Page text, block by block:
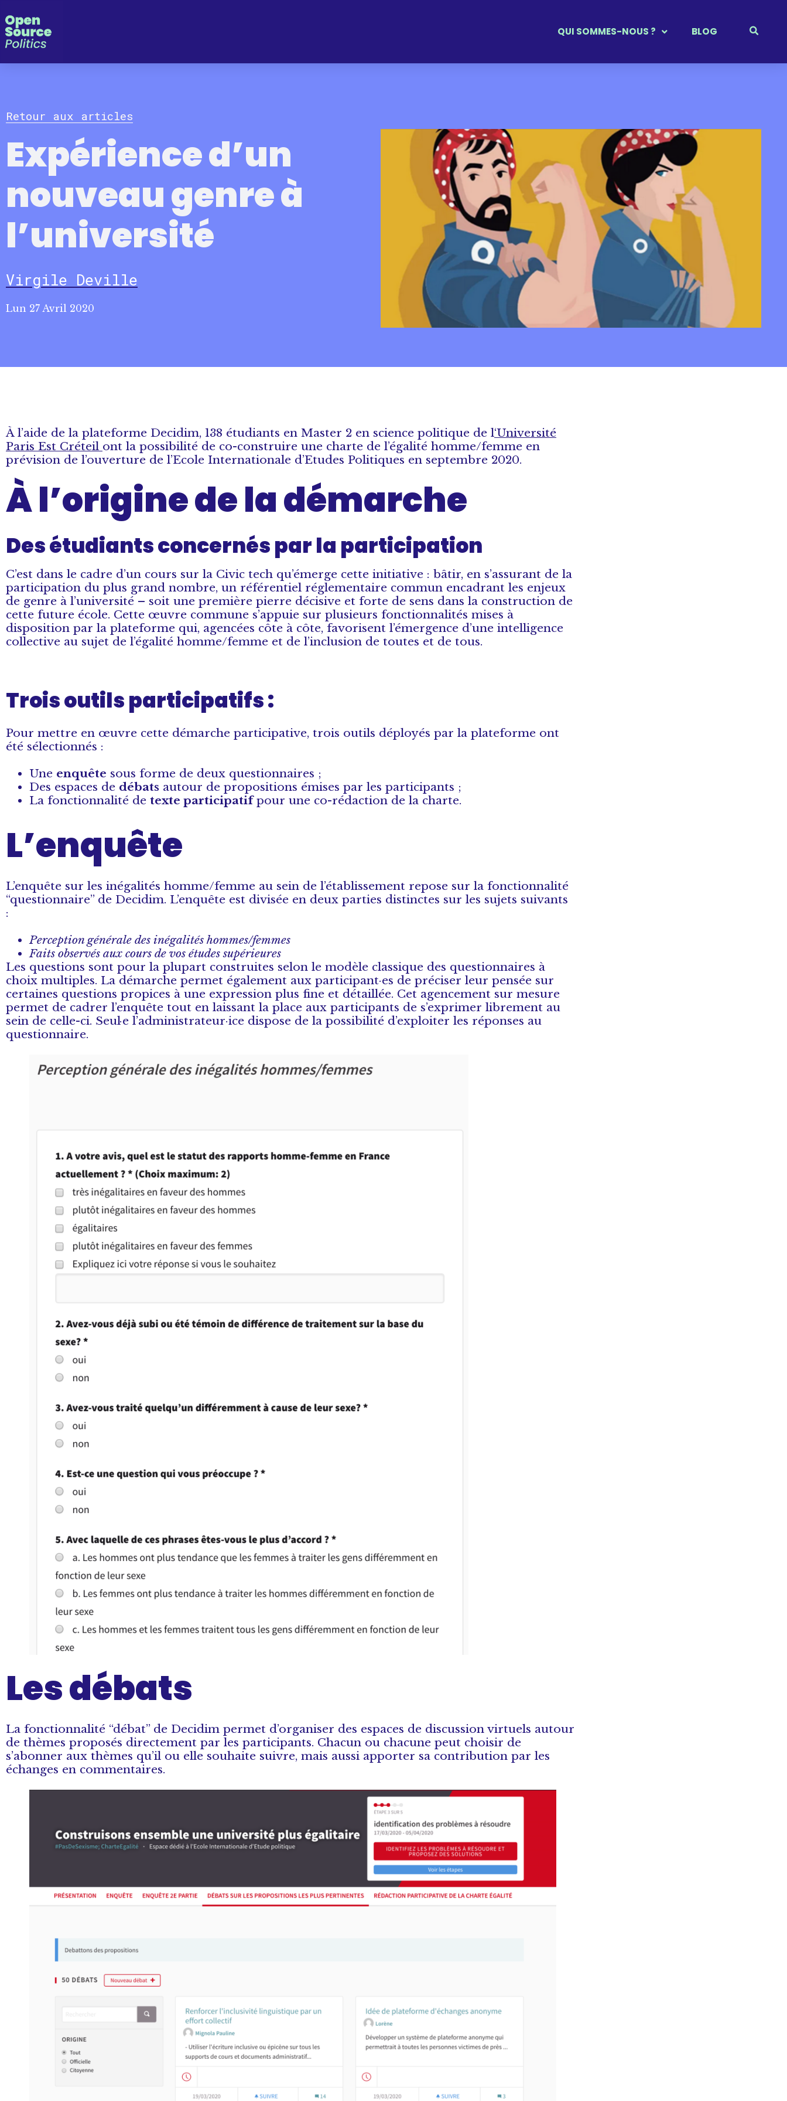
QUI SOMMES-NOUS ? BLOG
Retour aux articles
Expérience d’un
nouveau genre à
l’université
Virgile Deville
Lun 27 Avril 2020
À l’aide de la plateforme Decidim, 138 étudiants en Master 2 en science politique de l‘Université
Paris Est Créteil ont la possibilité de co-construire une charte de l’égalité homme/femme en
prévision de l’ouverture de l’Ecole Internationale d’Etudes Politiques en septembre 2020.
À l’origine de la démarche
Des étudiants concernés par la participation
C’est dans le cadre d’un cours sur la Civic tech qu’émerge cette initiative : bâtir, en s’assurant de la
participation du plus grand nombre, un référentiel réglementaire commun encadrant les enjeux
de genre à l’université – soit une première pierre décisive et forte de sens dans la construction de
cette future école. Cette œuvre commune s’appuie sur plusieurs fonctionnalités mises à
disposition par la plateforme qui, agencées côte à côte, favorisent l’émergence d’une intelligence
collective au sujet de l’égalité homme/femme et de l’inclusion de toutes et de tous.
Trois outils participatifs :
Pour mettre en œuvre cette démarche participative, trois outils déployés par la plateforme ont
été sélectionnés :
Une enquête sous forme de deux questionnaires ;
Des espaces de débats autour de propositions émises par les participants ;
La fonctionnalité de texte participatifpour une co-rédaction de la charte.
L’enquête
L’enquête sur les inégalités homme/femme au sein de l’établissement repose sur la fonctionnalité
“questionnaire” de Decidim. L’enquête est divisée en deux parties distinctes sur les sujets suivants
:
Perception générale des inégalités hommes/femmes
Faits observés aux cours de vos études supérieures
Les questions sont pour la plupart construites selon le modèle classique des questionnaires à
choix multiples. La démarche permet également aux participant·es de préciser leur pensée sur
certaines questions propices à une expression plus fine et détaillée. Cet agencement sur mesure
permet de cadrer l’enquête tout en laissant la place aux participants de s’exprimer librement au
sein de celle-ci. Seul·e l’administrateur·ice dispose de la possibilité d’exploiter les réponses au
questionnaire.
Les débats
La fonctionnalité “débat” de Decidim permet d’organiser des espaces de discussion virtuels autour
de thèmes proposés directement par les participants. Chacun ou chacune peut choisir de
s’abonner aux thèmes qu’il ou elle souhaite suivre, mais aussi apporter sa contribution par les
échanges en commentaires.